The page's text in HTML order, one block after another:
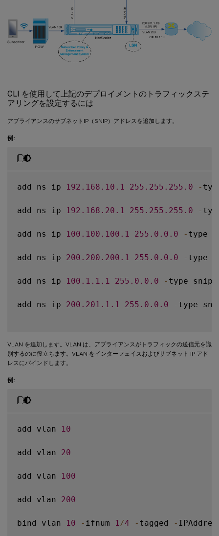
CLI を使用して上記のデプロイメントのトラフィックステ
アリングを設定するには
アプライアンスのサブネットIP（SNIP）アドレスを追加します。
例:
add ns ip 192.168 .10 .1 255.255 .255 .0 -
add ns ip 192.168 .20 .1 255.255 .255 .0 -
add ns ip 100.100 .100 .1 255.0 .0 .0 - type
add ns ip 200.200 .200 .1 255.0 .0 .0 - type
add ns ip 100.1 .1 .1 255.0 .0 .0 - type snip
add ns ip 200.201 .1 .1 255.0 .0 .0 - type
VLAN を追加します。VLAN は、アプライアンスがトラフィックの送信元を識
別するのに役立ちます。VLAN をインターフェイスおよびサブネット IP アド
レスにバインドします。
例:
add vlan 10
add vlan 20
add vlan 100
add vlan 200
bind vlan 10 - ifnum 1 /4 - tagged -